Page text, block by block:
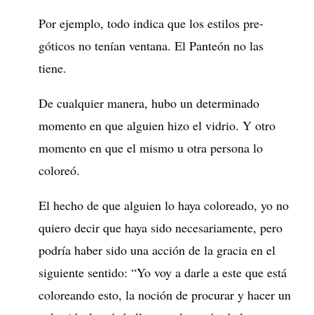
Por ejemplo, todo indica que los estilos pre-
góticos no tenían ventana. El Panteón no las
tiene.
De cualquier manera, hubo un determinado
momento en que alguien hizo el vidrio. Y otro
momento en que el mismo u otra persona lo
coloreó.
El hecho de que alguien lo haya coloreado, yo no
quiero decir que haya sido necesariamente, pero
podría haber sido una acción de la gracia en el
siguiente sentido: “Yo voy a darle a este que está
coloreando esto, la noción de procurar y hacer un